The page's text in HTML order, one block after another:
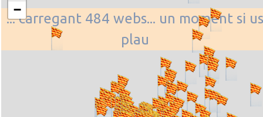
... carregant 484 webs... un moment si us
plau
−